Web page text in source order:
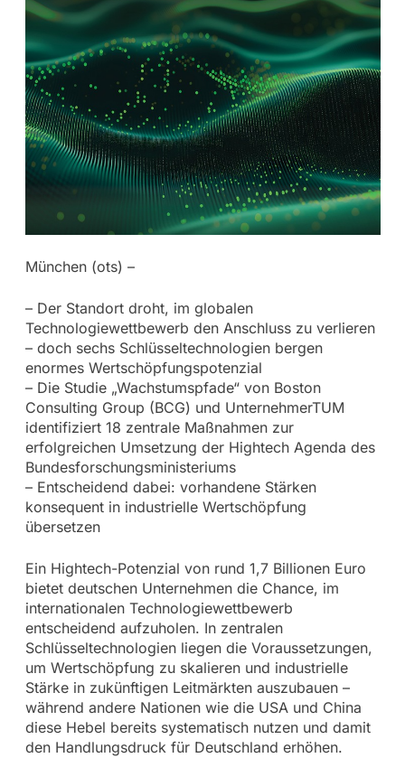
München (ots) –
– Der Standort droht, im globalen
Technologiewettbewerb den Anschluss zu verlieren
– doch sechs Schlüsseltechnologien bergen
enormes Wertschöpfungspotenzial
– Die Studie „Wachstumspfade“ von Boston
Consulting Group (BCG) und UnternehmerTUM
identifiziert 18 zentrale Maßnahmen zur
erfolgreichen Umsetzung der Hightech Agenda des
Bundesforschungsministeriums
– Entscheidend dabei: vorhandene Stärken
konsequent in industrielle Wertschöpfung
übersetzen
Ein Hightech-Potenzial von rund 1,7 Billionen Euro
bietet deutschen Unternehmen die Chance, im
internationalen Technologiewettbewerb
entscheidend aufzuholen. In zentralen
Schlüsseltechnologien liegen die Voraussetzungen,
um Wertschöpfung zu skalieren und industrielle
Stärke in zukünftigen Leitmärkten auszubauen –
während andere Nationen wie die USA und China
diese Hebel bereits systematisch nutzen und damit
den Handlungsdruck für Deutschland erhöhen.